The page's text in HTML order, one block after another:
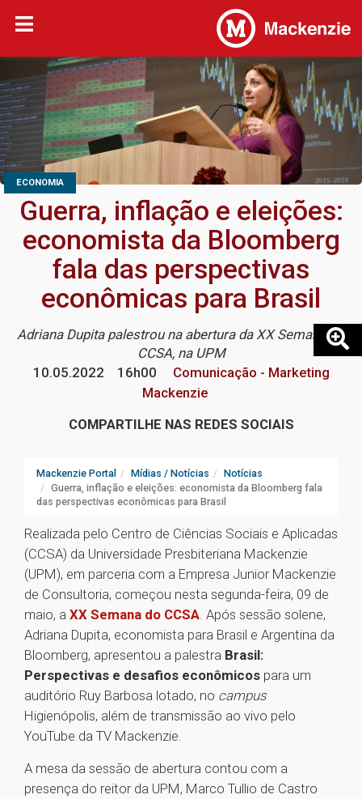
ECONOMIA
Guerra, inflação e eleições:
economista da Bloomberg
fala das perspectivas
econômicas para Brasil
Adriana Dupita palestrou na abertura da XX Semana do
CCSA, na UPM
10.05.2022
16h00
Comunicação - Marketing
Mackenzie
COMPARTILHE NAS REDES SOCIAIS
Mackenzie Portal Mídias / Notícias
Notícias
Guerra, inflação e eleições: economista da Bloomberg fala
das perspectivas econômicas para Brasil
Realizada pelo Centro de Ciências Sociais e Aplicadas
(CCSA) da Universidade Presbiteriana Mackenzie
(UPM), em parceria com a Empresa Junior Mackenzie
de Consultoria, começou nesta segunda-feira, 09 de
maio, a XX Semana do CCSA. Após sessão solene,
Adriana Dupita, economista para Brasil e Argentina da
Bloomberg, apresentou a palestra Brasil:
Perspectivas e desafios econômicos para um
auditório Ruy Barbosa lotado, no campus
Higienópolis, além de transmissão ao vivo pelo
YouTube da TV Mackenzie.
A mesa da sessão de abertura contou com a
presença do reitor da UPM, Marco Tullio de Castro